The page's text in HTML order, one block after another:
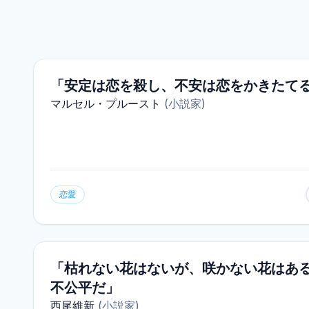
「安定は恋を殺し、不安は恋をかきたて
マルセル・プルースト (小説家)
恋愛
「枯れない花はないが、咲かない花はあ
不公平だ」
西尾維新 (小説家)